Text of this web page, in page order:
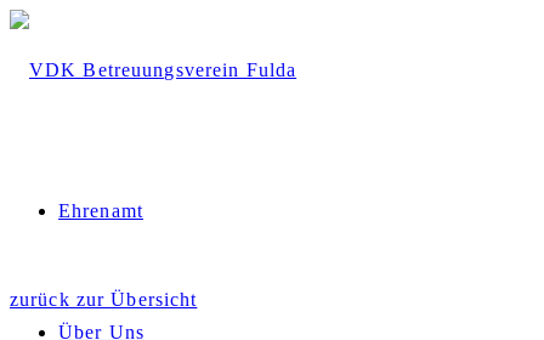
Ehrenamt
Über Uns
zurück zur Übersicht